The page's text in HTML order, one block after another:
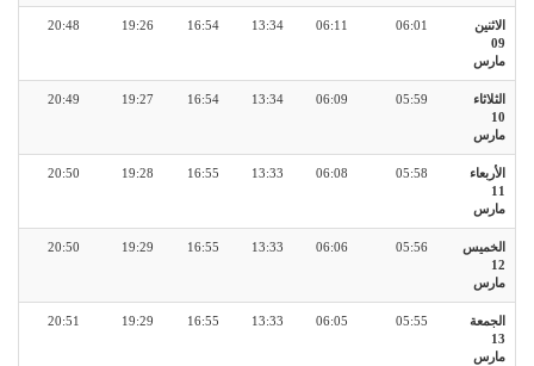
الاثنين
09
مارس
06:01
06:11
13:34
16:54
19:26
20:48
الثلاثاء
10
مارس
05:59
06:09
13:34
16:54
19:27
20:49
الأربعاء
11
مارس
05:58
06:08
13:33
16:55
19:28
20:50
الخميس
12
مارس
05:56
06:06
13:33
16:55
19:29
20:50
الجمعة
13
مارس
05:55
06:05
13:33
16:55
19:29
20:51